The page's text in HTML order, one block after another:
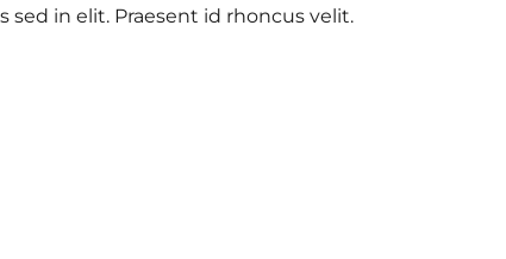
sed in elit. Praesent id rhoncus velit.